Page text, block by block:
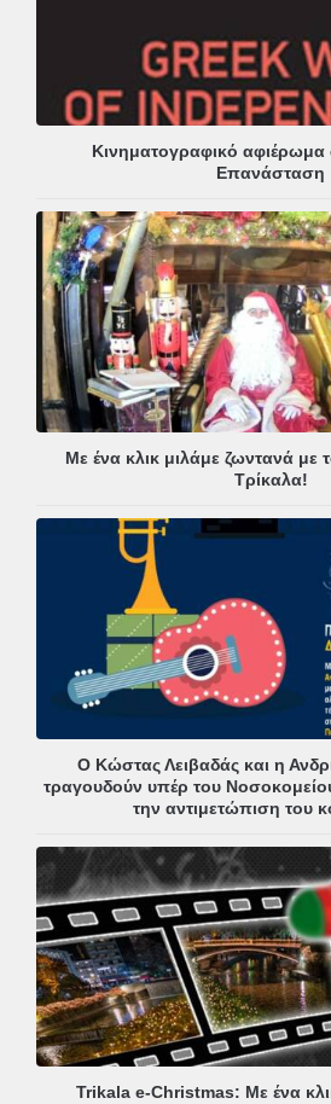
Κινηματογραφικό αφιέρωμα
Επανάσταση
Με ένα κλικ μιλάμε ζωντανά με
Τρίκαλα!
Ο Κώστας Λειβαδάς και η
τραγουδούν υπέρ του
την αντιμετώπιση του
Trikala e-Christmas: Με ένα